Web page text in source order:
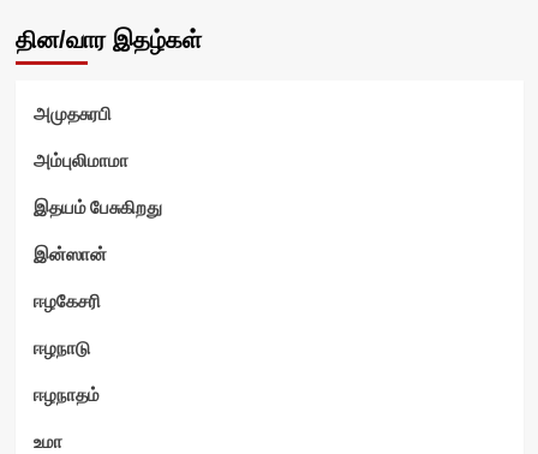
தின/வார இதழ்கள்
அமுதசுரபி
அம்புலிமாமா
இதயம் பேசுகிறது
இன்ஸான்
ஈழகேசரி
ஈழநாடு
ஈழநாதம்
உமா